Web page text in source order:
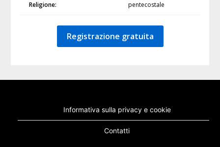
Religione: pentecostale
Registrazione gratuita
Informativa sulla privacy e cookie
Contatti